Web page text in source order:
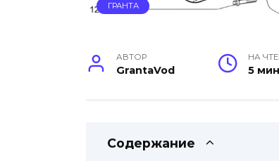
ГРАНТА
АВТОР
GrantaVod
НА
5
Содержание